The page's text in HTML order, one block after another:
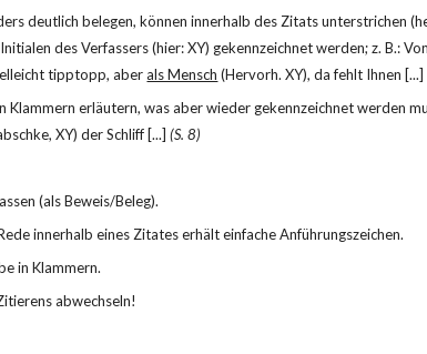
deutlich belegen, können innerhalb des Zitats unterstrichen
des Verfassers (hier: XY) gekennzeichnet werden; z. B.:
tipptopp, aber als Mensch (Hervorh. XY), da fehlt Ihnen
erläutern, was aber wieder gekennzeichnet werden
XY) der Schliff [...] (S. 8)
(als Beweis/Beleg).
innerhalb eines Zitates erhält einfache Anführungszeichen.
in Klammern.
abwechseln!